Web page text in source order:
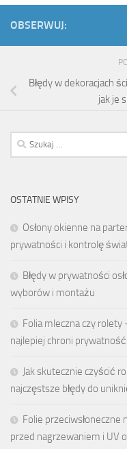
OBSERWUJ:
Błędy w dekoracjach
jak je
Szukaj:
OSTATNIE WPISY
Osłony okienne na
prywatności i kontrolę
Błędy w prywatności
wyborów i montażu
Folia mleczna czy
najlepiej chroni
Jak skutecznie czyścić
najczęstsze błędy do
Folie
przed nagrzewaniem i UV